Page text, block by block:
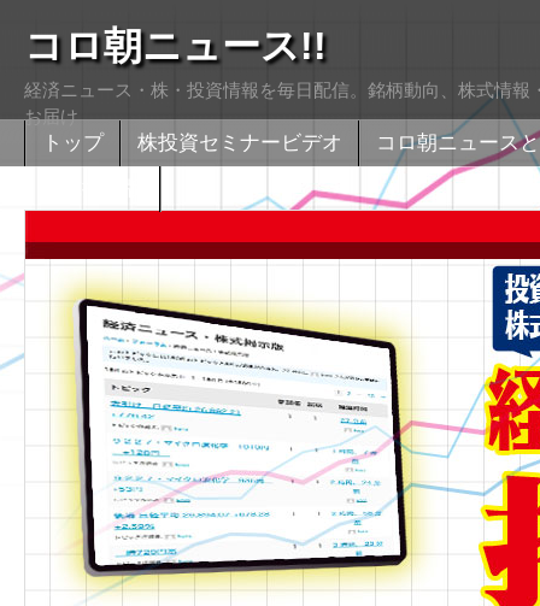
コロ朝ニュース!!
経済ニュース・株・投資情報を毎日配信。銘柄動向、株式情
お届け
トップ 株投資セミナービデオ
コロ朝ニュース